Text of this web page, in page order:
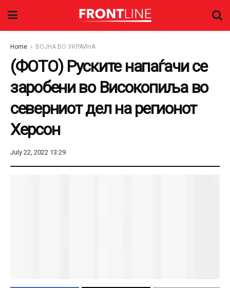
Home ВОЈНА ВО УКРАИНА
(ФОТО) Руските напаѓачи се
заробени во Високопиља во
северниот дел на регионот
Херсон
July 22, 2022 13:29